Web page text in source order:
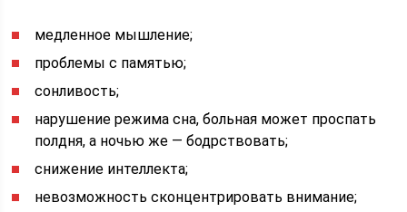
медленное мышление;
проблемы с памятью;
сонливость;
нарушение режима сна, больная может проспать
полдня, а ночью же — бодрствовать;
снижение интеллекта;
невозможность сконцентрировать внимание;